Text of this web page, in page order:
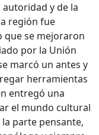
y de la
región fue
que se mejoraron
por la Unión
marcó un antes y
herramientas
entregó una
el mundo cultural
parte pensante,